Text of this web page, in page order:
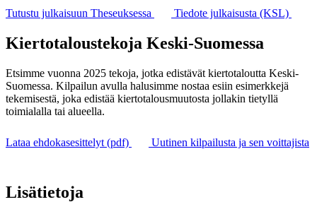
Tutustu julkaisuun Theseuksessa Tiedote julkaisusta (KSL)
Kiertotaloustekoja Keski-Suomessa
Etsimme vuonna 2025 tekoja, jotka edistävät kiertotaloutta Keski-
Suomessa. Kilpailun avulla halusimme nostaa esiin esimerkkejä
tekemisestä, joka edistää kiertotalousmuutosta jollakin tietyllä
toimialalla tai alueella.
Lataa ehdokasesittelyt (pdf) Uutinen kilpailusta ja sen voittajista
Lisätietoja